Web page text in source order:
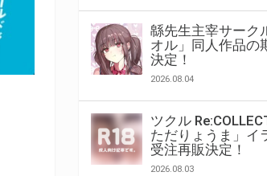
緜先生主宰サーク
オル」同人作品の
決定！
2026.08.04
ツクル
ただりょうま」イ
受注再販決定！
2026.08.03